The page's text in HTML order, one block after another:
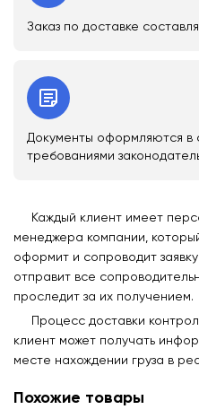
Заказ по доставке
Документы оформляются в
требованиями
Каждый клиент имеет
менеджера компании,
оформит и сопроводит
отправит все
проследит за их получением.
Процесс доставки
клиент может получать
месте нахождении груза в
Похожие товары